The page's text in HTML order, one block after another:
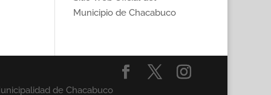
Municipio de Chacabuco
de Chacabuco